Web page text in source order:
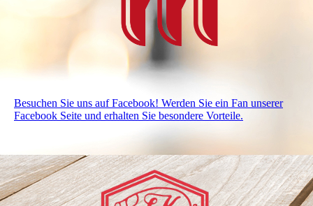
Besuchen Sie uns auf Facebook! Werden Sie ein Fan unserer
Facebook Seite und erhalten Sie besondere Vorteile.